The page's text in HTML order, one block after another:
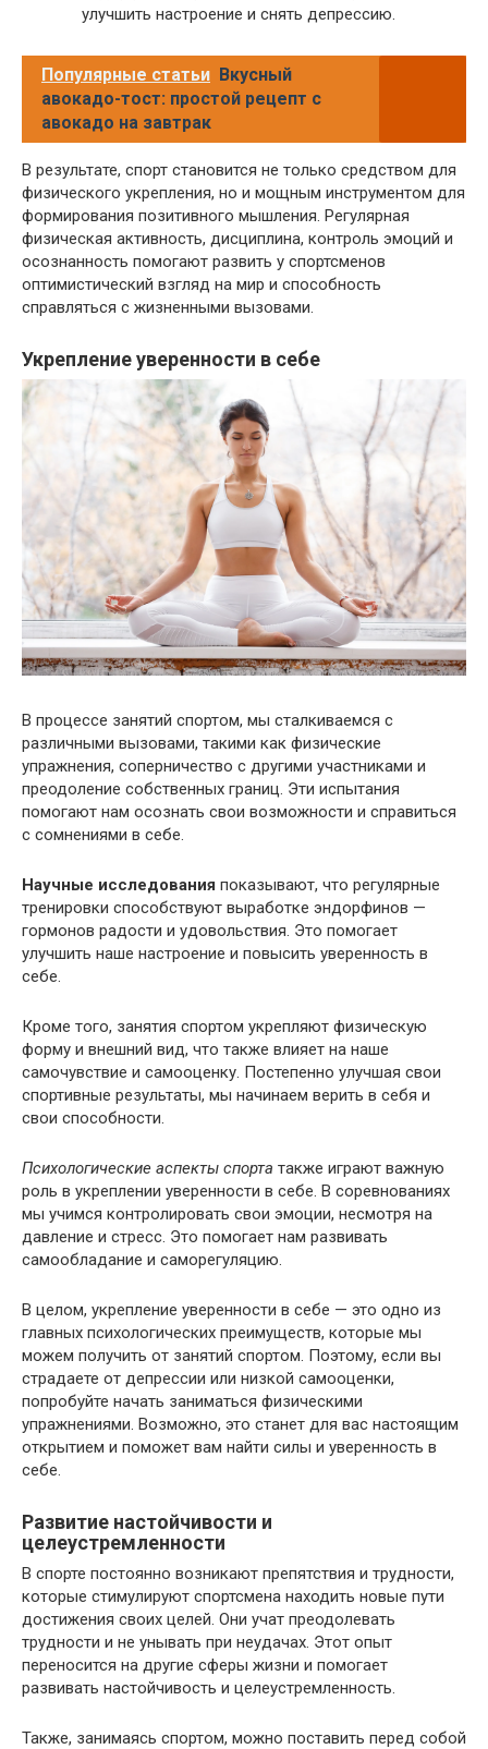
улучшить настроение и снять депрессию.
Популярные статьи Вкусный
авокадо-тост: простой рецепт с
авокадо на завтрак
В результате, спорт становится не только средством для
физического укрепления, но и мощным инструментом для
формирования позитивного мышления. Регулярная
физическая активность, дисциплина, контроль эмоций и
осознанность помогают развить у спортсменов
оптимистический взгляд на мир и способность
справляться с жизненными вызовами.
Укрепление уверенности в себе
В процессе занятий спортом, мы сталкиваемся с
различными вызовами, такими как физические
упражнения, соперничество с другими участниками и
преодоление собственных границ. Эти испытания
помогают нам осознать свои возможности и справиться
с сомнениями в себе.
Научные исследования показывают, что регулярные
тренировки способствуют выработке эндорфинов —
гормонов радости и удовольствия. Это помогает
улучшить наше настроение и повысить уверенность в
себе.
Кроме того, занятия спортом укрепляют физическую
форму и внешний вид, что также влияет на наше
самочувствие и самооценку. Постепенно улучшая свои
спортивные результаты, мы начинаем верить в себя и
свои способности.
Психологические аспекты спорта также играют важную
роль в укреплении уверенности в себе. В соревнованиях
мы учимся контролировать свои эмоции, несмотря на
давление и стресс. Это помогает нам развивать
самообладание и саморегуляцию.
В целом, укрепление уверенности в себе — это одно из
главных психологических преимуществ, которые мы
можем получить от занятий спортом. Поэтому, если вы
страдаете от депрессии или низкой самооценки,
попробуйте начать заниматься физическими
упражнениями. Возможно, это станет для вас настоящим
открытием и поможет вам найти силы и уверенность в
себе.
Развитие настойчивости и
целеустремленности
В спорте постоянно возникают препятствия и трудности,
которые стимулируют спортсмена находить новые пути
достижения своих целей. Они учат преодолевать
трудности и не унывать при неудачах. Этот опыт
переносится на другие сферы жизни и помогает
развивать настойчивость и целеустремленность.
Также, занимаясь спортом, можно поставить перед собой